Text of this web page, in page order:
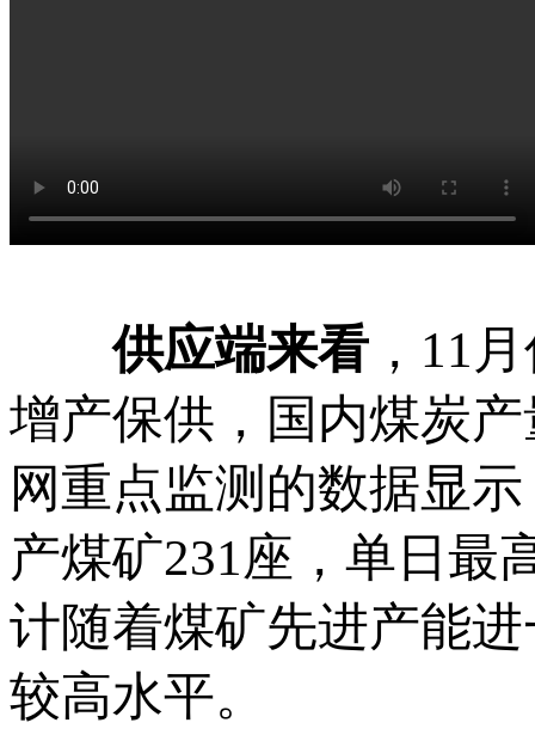
供应端来看 ，11
增产保供，国内煤炭
网重点监测的数据显
产煤矿231座，单日最
计随着煤矿先进产能
较高水平。